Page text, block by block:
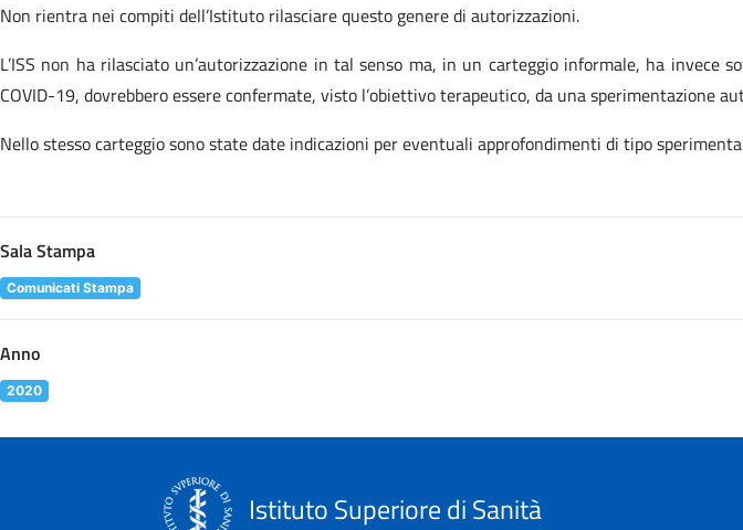
Non rientra nei compiti dell’Istituto rilasciare questo genere di autorizzazioni.
L’ISS non ha rilasciato un’autorizzazione in tal senso ma, in un carteggio informale, ha
COVID-19, dovrebbero essere confermate, visto l’obiettivo terapeutico, da una sperimentazione
Nello stesso carteggio sono state date indicazioni per eventuali approfondimenti di tipo
Sala Stampa
Comunicati Stampa
Anno
2020
Istituto Superiore di Sanità